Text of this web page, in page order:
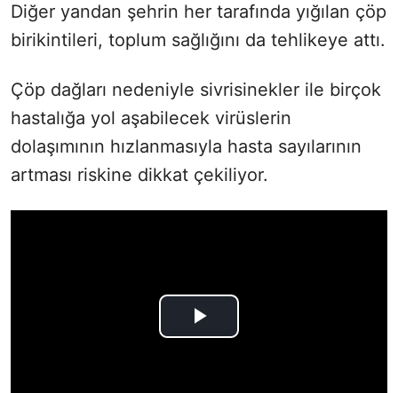
Diğer yandan şehrin her tarafında yığılan çöp
birikintileri, toplum sağlığını da tehlikeye attı.
Çöp dağları nedeniyle sivrisinekler ile birçok
hastalığa yol aşabilecek virüslerin
dolaşımının hızlanmasıyla hasta sayılarının
artması riskine dikkat çekiliyor.